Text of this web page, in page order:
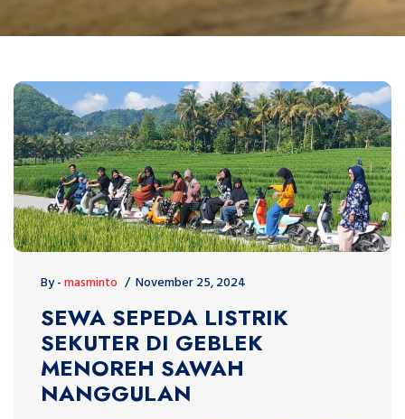
By -masminto November 25, 2024
SEWA SEPEDA LISTRIK
SEKUTER DI GEBLEK
MENOREH SAWAH
NANGGULAN